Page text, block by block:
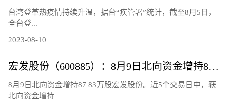
台湾登革热疫情持续升温，据台“疾管署”统计，截至8月5日，
全台登...
2023-08-10
宏发股份（600885）：8月9日北向资金增持87.83万股
8月9日北向资金增持87 83万股宏发股份。近5个交易日中，获
北向资金增持